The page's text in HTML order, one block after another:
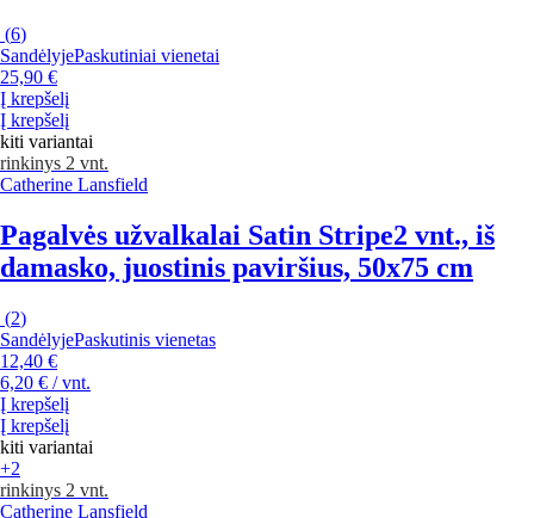
(6)
SandėlyjePaskutiniai vienetai
25,90 €
Į krepšelį
Į krepšelį
kiti variantai
rinkinys 2 vnt.
Catherine Lansfield
Pagalvės užvalkalai Satin Stripe2 vnt., iš
damasko, juostinis paviršius, 50x75 cm
(2)
SandėlyjePaskutinis vienetas
12,40 €
6,20 € / vnt.
Į krepšelį
Į krepšelį
kiti variantai
+2
rinkinys 2 vnt.
Catherine Lansfield